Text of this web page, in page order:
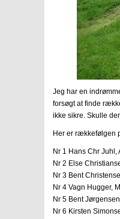
Jeg har en
forsøgt at finde
ikke sikre. Skulle
Her er rækkefølgen
Nr 1 Hans Chr Juhl,
Nr 2 Else
Nr 3 Bent
Nr 4 Vagn Hugger,
Nr 5 Bent
Nr 6 Kirsten